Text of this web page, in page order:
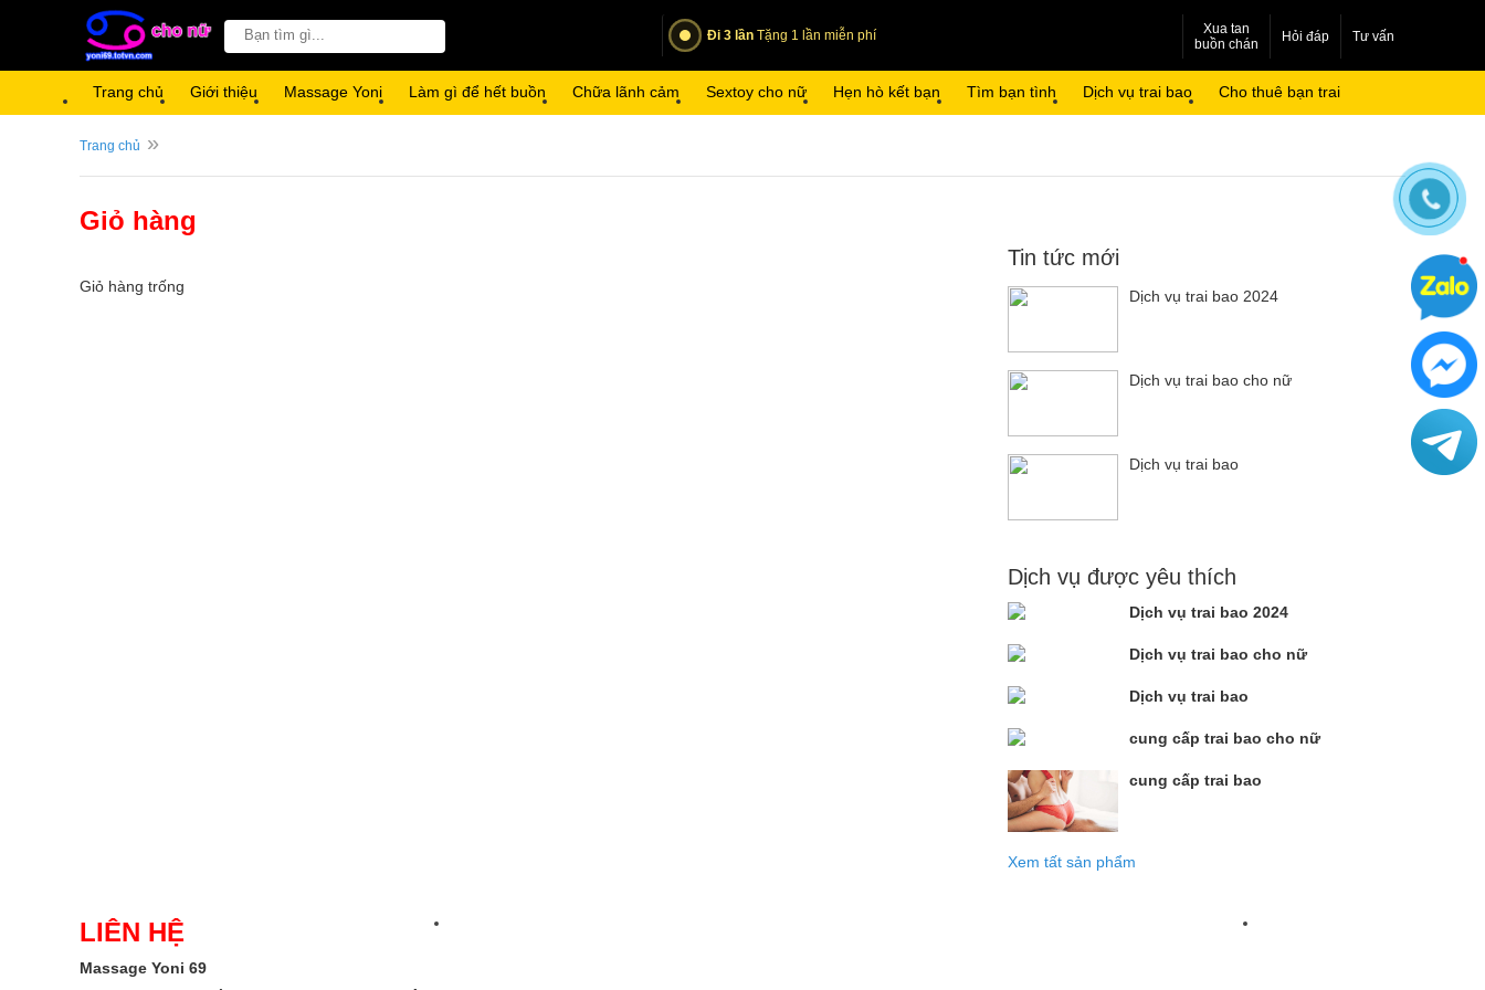
Đi 3 lần Tặng 1 lần miễn phí
Xua tan
buồn chán
Hỏi đáp Tư vấn
Trang chủ Giới thiệu Massage Yoni Làm gì để hết buồn Chữa lãnh cảm Sextoy cho nữ Hẹn hò kết bạn Tìm bạn tình Dịch vụ trai bao Cho thuê bạn trai
Trang chủ »
Giỏ hàng
Giỏ hàng trống
Tin tức mới
Dịch vụ trai bao 2024
Dịch vụ trai bao cho nữ
Dịch vụ trai bao
Dịch vụ được yêu thích
Dịch vụ trai bao 2024
Dịch vụ trai bao cho nữ
Dịch vụ trai bao
cung cấp trai bao cho nữ
cung cấp trai bao
Xem tất sản phẩm
LIÊN HỆ
Massage Yoni 69